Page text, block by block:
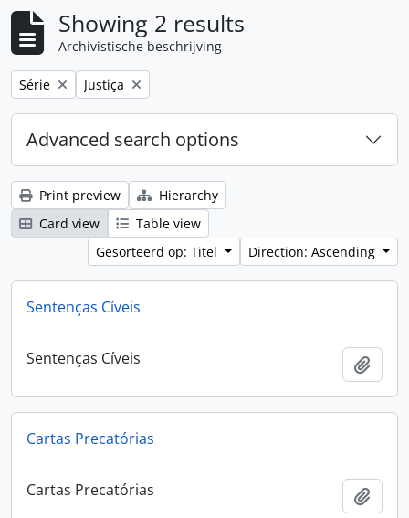
Showing 2 results
Archivistische beschrijving
Remove filter:
Série Remove filter:
Justiça
Advanced search options
Print preview
Hierarchy
Card view
Table view
Gesorteerd op: Titel
Direction: Ascending
Sentenças Cíveis
Sentenças Cíveis
Cartas Precatórias
Cartas Precatórias